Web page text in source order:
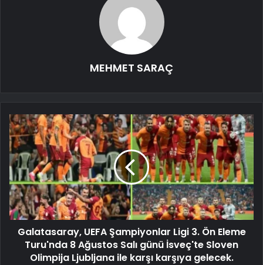
MEHMET SARAÇ
Galatasaray, UEFA Şampiyonlar Ligi 3. Ön Eleme
Turu'nda 8 Ağustos Salı günü İsveç'te Sloven
Olimpija Ljubljana ile karşı karşıya gelecek.